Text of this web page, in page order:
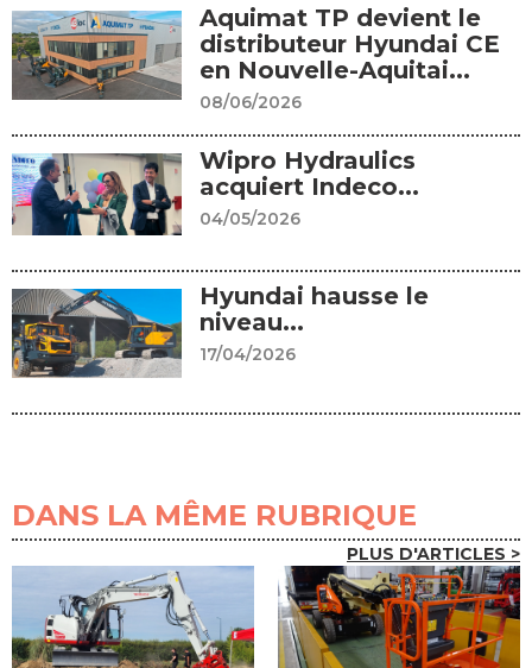
Aquimat TP devient le
distributeur Hyundai CE
en Nouvelle-Aquitai...
08/06/2026
Wipro Hydraulics
acquiert Indeco...
04/05/2026
Hyundai hausse le
niveau...
17/04/2026
DANS LA MÊME RUBRIQUE
PLUS D'ARTICLES >